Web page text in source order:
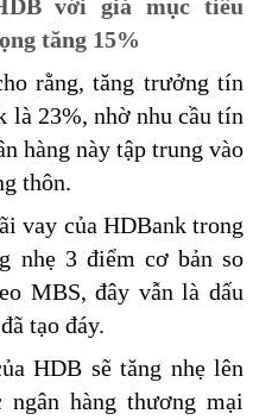
với giá mục tiêu
tăng 15%
rằng, tăng trưởng tín
là 23%, nhờ nhu cầu tín
hàng này tập trung vào
thôn.
vay của HDBank trong
nhẹ 3 điểm cơ bản so
MBS, đây vẫn là dấu
tạo đáy.
HDB sẽ tăng nhẹ lên
ngân hàng thương mại